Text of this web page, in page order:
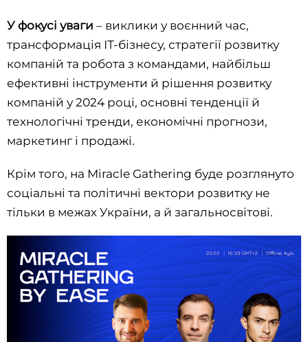
У фокусі уваги – виклики у воєнний час,
трансформація ІТ-бізнесу, стратегії розвитку
компаній та робота з командами, найбільш
ефективні інструменти й рішення розвитку
компаній у 2024 році, основні тенденції й
технологічні тренди, економічні прогнози,
маркетинг і продажі.
Крім того, на Miracle Gathering буде розглянуто
соціальні та політичні вектори розвитку не
тільки в межах України, а й загальносвітові.